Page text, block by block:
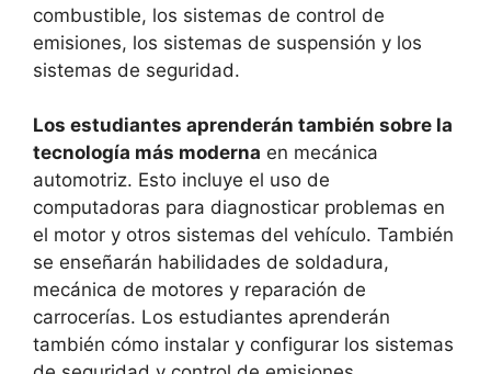
combustible, los sistemas de control de
emisiones, los sistemas de suspensión y los
sistemas de seguridad.
Los estudiantes aprenderán también sobre la
tecnología más moderna en mecánica
automotriz. Esto incluye el uso de
computadoras para diagnosticar problemas en
el motor y otros sistemas del vehículo. También
se enseñarán habilidades de soldadura,
mecánica de motores y reparación de
carrocerías. Los estudiantes aprenderán
también cómo instalar y configurar los sistemas